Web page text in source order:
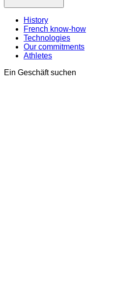
History
French know-how
Technologies
Our commitments
Athletes
Ein Geschäft suchen